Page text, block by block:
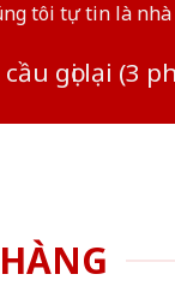
tôi tự tin là
cầu gọi lại (3